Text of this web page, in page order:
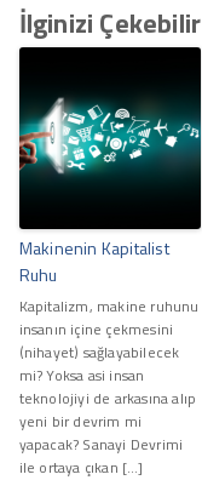
İlginizi Çekebilir
Makinenin Kapitalist
Ruhu
Kapitalizm, makine ruhunu
insanın içine çekmesini
(nihayet) sağlayabilecek
mi? Yoksa asi insan
teknolojiyi de arkasına alıp
yeni bir devrim mi
yapacak? Sanayi Devrimi
ile ortaya çıkan […]